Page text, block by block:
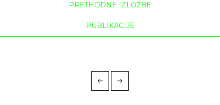
PRETHODNE IZLOŽBE
PUBLIKACIJE